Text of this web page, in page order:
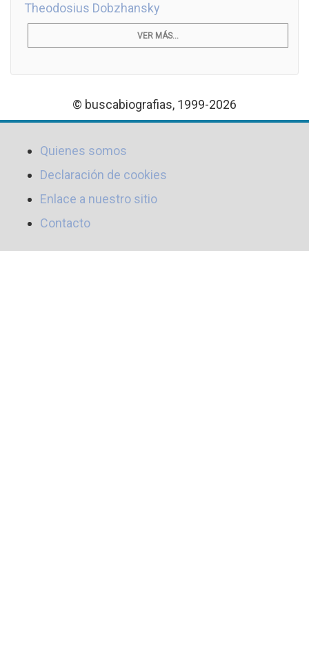
Theodosius Dobzhansky
VER MÁS...
© buscabiografias, 1999-2026
Quienes somos
Declaración de cookies
Enlace a nuestro sitio
Contacto